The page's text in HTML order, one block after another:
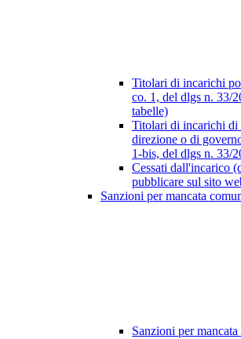
Titolari di incarichi
co. 1, del dlgs n. 33/
tabelle)
Titolari di incarichi di
direzione o di
1-bis, del dlgs n. 33/
Cessati dall'incarico
pubblicare sul sito
Sanzioni per mancata
Sanzioni per